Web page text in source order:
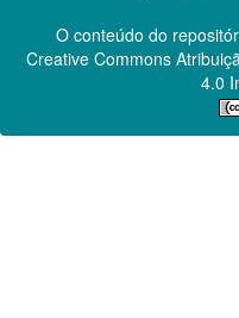
O conteúdo do
Creative Commons
4.0